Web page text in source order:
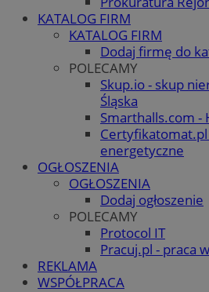
KATALOG FIRM
KATALOG FIRM
Dodaj firmę do
POLECAMY
Skup.io - skup
Śląska
Smarthalls.com -
Certyfikatomat.pl
energetyczne
OGŁOSZENIA
OGŁOSZENIA
Dodaj ogłoszenie
POLECAMY
Protocol IT
Pracuj.pl - praca
REKLAMA
WSPÓŁPRACA